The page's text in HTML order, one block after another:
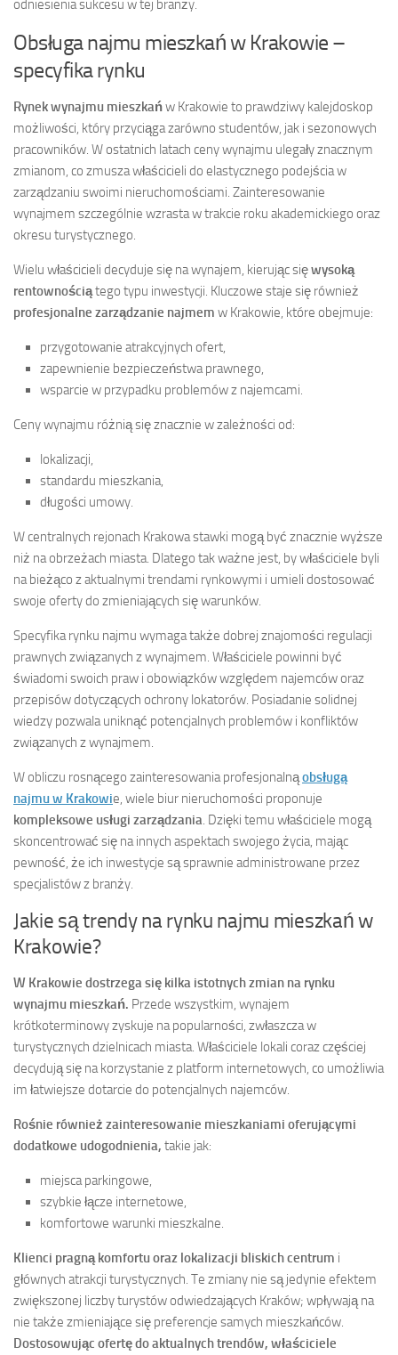
odniesienia sukcesu w tej branży.
Obsługa najmu mieszkań w Krakowie –
specyfika rynku
Rynek wynajmu mieszkańw Krakowie to prawdziwy kalejdoskop
możliwości, który przyciąga zarówno studentów, jak i sezonowych
pracowników. W ostatnich latach ceny wynajmu ulegały znacznym
zmianom, co zmusza właścicieli do elastycznego podejścia w
zarządzaniu swoimi nieruchomościami. Zainteresowanie
wynajmem szczególnie wzrasta w trakcie roku akademickiego oraz
okresu turystycznego.
Wielu właścicieli decyduje się na wynajem, kierując sięwysoką
rentownościątego typu inwestycji. Kluczowe staje się również
profesjonalne zarządzanie najmem w Krakowie, które obejmuje:
przygotowanie atrakcyjnych ofert,
zapewnienie bezpieczeństwa prawnego,
wsparcie w przypadku problemów z najemcami.
Ceny wynajmu różnią się znacznie w zależności od:
lokalizacji,
standardu mieszkania,
długości umowy.
W centralnych rejonach Krakowa stawki mogą być znacznie wyższe
niż na obrzeżach miasta. Dlatego tak ważne jest, by właściciele byli
na bieżąco z aktualnymi trendami rynkowymi i umieli dostosować
swoje oferty do zmieniających się warunków.
Specyfika rynku najmu wymaga także dobrej znajomości regulacji
prawnych związanych z wynajmem. Właściciele powinni być
świadomi swoich praw i obowiązków względem najemców oraz
przepisów dotyczących ochrony lokatorów. Posiadanie solidnej
wiedzy pozwala uniknąć potencjalnych problemów i konfliktów
związanych z wynajmem.
W obliczu rosnącego zainteresowania profesjonalnąobsługą
najmu w Krakowie, wiele biur nieruchomości proponuje
kompleksowe usługi zarządzania. Dzięki temu właściciele mogą
skoncentrować się na innych aspektach swojego życia, mając
pewność, że ich inwestycje są sprawnie administrowane przez
specjalistów z branży.
Jakie są trendy na rynku najmu mieszkań w
Krakowie?
W Krakowie dostrzega się kilka istotnych zmian na rynku
wynajmu mieszkań. Przede wszystkim, wynajem
krótkoterminowy zyskuje na popularności, zwłaszcza w
turystycznych dzielnicach miasta. Właściciele lokali coraz częściej
decydują się na korzystanie z platform internetowych, co umożliwia
im łatwiejsze dotarcie do potencjalnych najemców.
Rośnie również zainteresowanie mieszkaniami oferującymi
dodatkowe udogodnienia, takie jak:
miejsca parkingowe,
szybkie łącze internetowe,
komfortowe warunki mieszkalne.
Klienci pragną komfortu oraz lokalizacji bliskich centrum i
głównych atrakcji turystycznych. Te zmiany nie są jedynie efektem
zwiększonej liczby turystów odwiedzających Kraków; wpływają na
nie także zmieniające się preferencje samych mieszkańców.
Dostosowując ofertę do aktualnych trendów, właściciele